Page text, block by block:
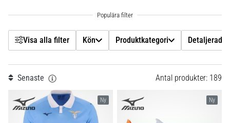
Victories
dig
för
EM
2025
officiella
tröjor
Visa alla filter Kön Produktkategori Detaljerad
Pris
Färg
Skostorlek
Senaste Antal produkter: 189
Ny Ny